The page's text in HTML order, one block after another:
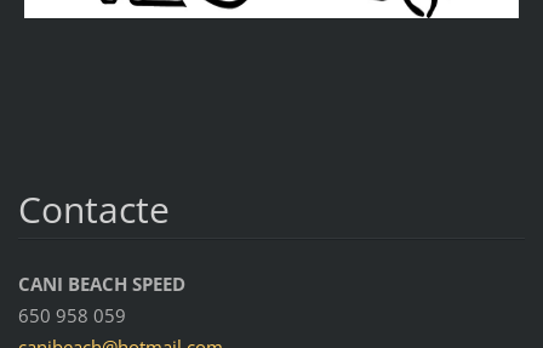
Contacte
CANI BEACH SPEED
650 958 059